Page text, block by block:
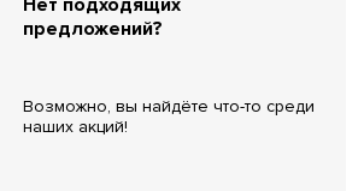
предложений?
Возможно, вы найдёте что-то среди
наших акций!